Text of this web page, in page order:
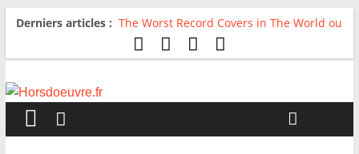
Derniers articles : The Worst Record Covers in The World ou
Comment rire du pire
Avril 2026 : C’est dans les vieux pots
For The First Time, Again : Tyler Ballgame